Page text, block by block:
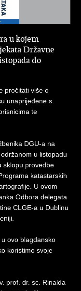
u kojem
Državne
do
pročitati više o
unaprijeđene s
te
DGU-a na
u listopadu
sklopu provedbe
katastarskih
U ovom
Odbora delegata
CLGE-a u Dublinu
ovo blagdansko
koristimo svoje
prof. dr. sc. Rinalda